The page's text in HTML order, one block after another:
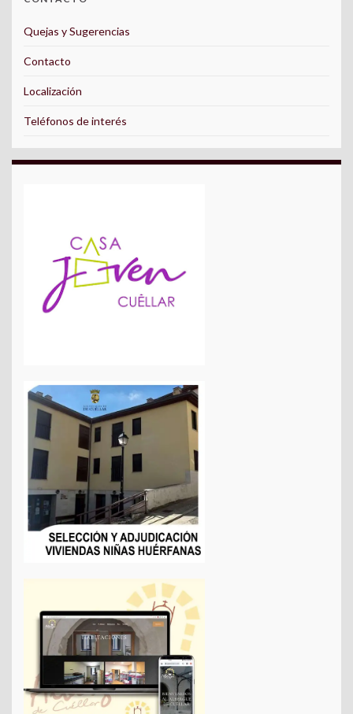
Quejas y Sugerencias
Contacto
Localización
Teléfonos de interés